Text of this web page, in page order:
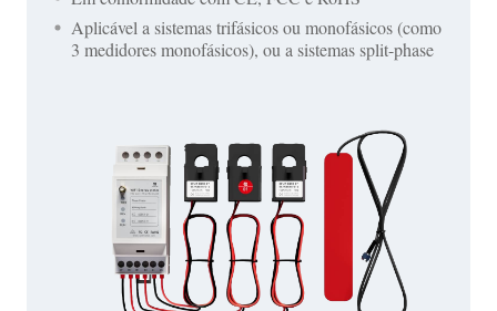
Aplicável a sistemas trifásicos ou monofásicos (como
3 medidores monofásicos), ou a sistemas split-phase